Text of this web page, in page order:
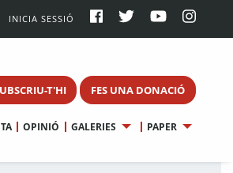
INICIA SESSIÓ
T'HI FES UNA DONACIÓ
OPINIÓ GALERIES PAPER